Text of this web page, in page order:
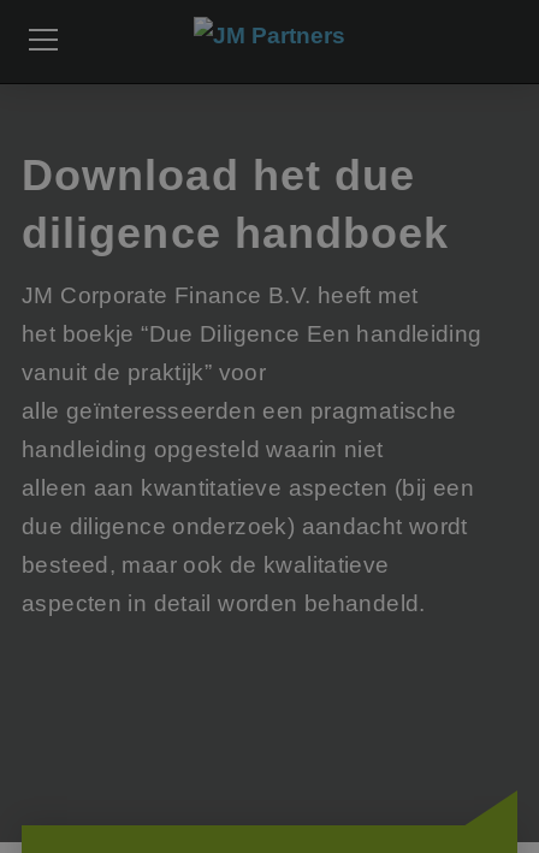
Download het due
diligence handboek
JM Corporate Finance B.V. heeft met
het boekje “Due Diligence Een handleiding
vanuit de praktijk” voor
alle geïnteresseerden een pragmatische
handleiding opgesteld waarin niet
alleen aan kwantitatieve aspecten (bij een
due diligence onderzoek) aandacht wordt
besteed, maar ook de kwalitatieve
aspecten in detail worden behandeld.